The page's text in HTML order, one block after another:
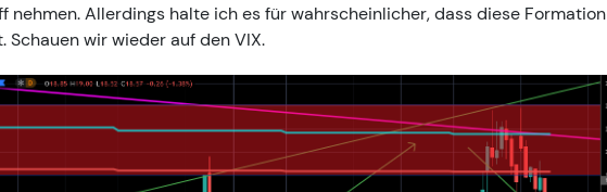
nehmen. Allerdings halte ich es für wahrscheinlicher, dass diese Formation
Schauen wir wieder auf den VIX.